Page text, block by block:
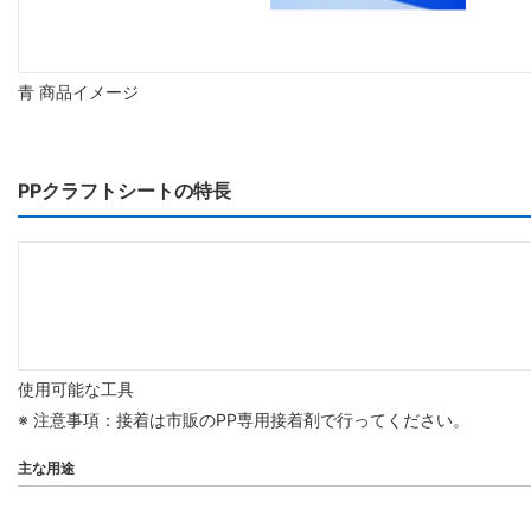
青 商品イメージ
PPクラフトシートの特長
使用可能な工具
※ 注意事項：接着は市販のPP専用接着剤で行ってください。
主な用途